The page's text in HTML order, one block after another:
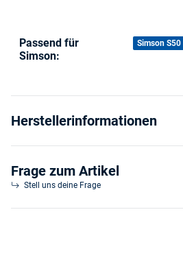
Produkteigenschaft
Wert
Passend für
Simson:
Simson S50
Herstellerinformationen
Frage zum Artikel
Stell uns deine Frage